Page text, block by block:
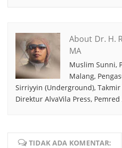
About Dr. H.
MA
Muslim Sunni,
Malang,
Sirriyyin (Underground),
Direktur AlvaVila Press,
TIDAK ADA KOMENTAR: